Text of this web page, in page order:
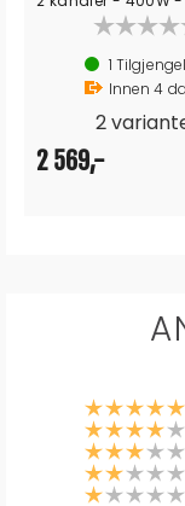
1
Innen4
2
2 569,-